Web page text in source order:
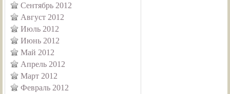
Сентябрь 2012
Август 2012
Июль 2012
Июнь 2012
Май 2012
Апрель 2012
Март 2012
Февраль 2012